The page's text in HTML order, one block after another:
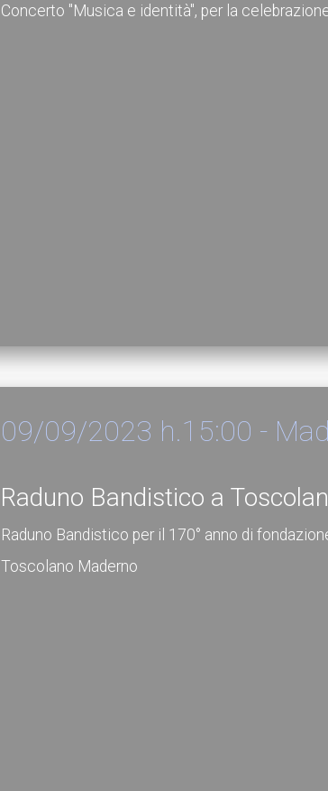
Concerto "Musica e identità", per la
09/09/2023 h.15:00 -
Raduno Bandistico a
Raduno Bandistico per il 170° anno di
Toscolano Maderno